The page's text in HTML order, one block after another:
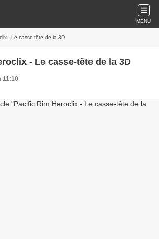
MENU
- Le casse-tête de la 3D
- Le casse-tête de la 3D
11:10